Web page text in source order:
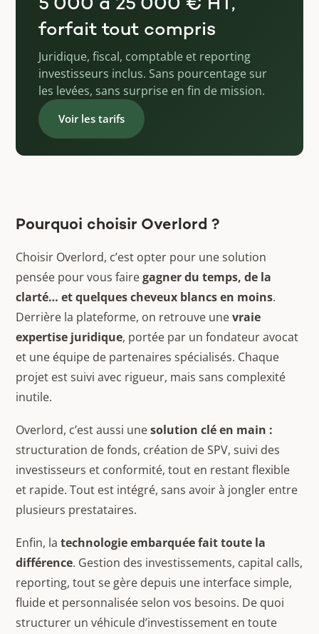
5 000 à 25 000 € HT,
forfait tout compris
Juridique, fiscal, comptable et reporting
investisseurs inclus. Sans pourcentage sur
les levées, sans surprise en fin de mission.
Voir les tarifs
Pourquoi choisir Overlord ?
Choisir Overlord, c’est opter pour une solution
pensée pour vous fairegagner du temps, de la
clarté… et quelques cheveux blancs en moins.
Derrière la plateforme, on retrouve unevraie
expertise juridique, portée par un fondateur avocat
et une équipe de partenaires spécialisés. Chaque
projet est suivi avec rigueur, mais sans complexité
inutile.
Overlord, c’est aussi unesolution clé en main :
structuration de fonds, création de SPV, suivi des
investisseurs et conformité, tout en restant flexible
et rapide. Tout est intégré, sans avoir à jongler entre
plusieurs prestataires.
Enfin, latechnologie embarquée fait toute la
différence. Gestion des investissements, capital calls,
reporting, tout se gère depuis une interface simple,
fluide et personnalisée selon vos besoins. De quoi
structurer un véhicule d’investissement en toute